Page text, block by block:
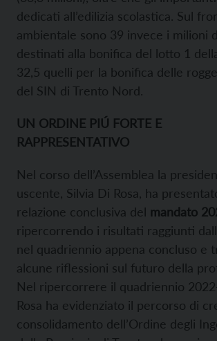
dedicati all’edilizia scolastica. Sul
ambientale sono 39 invece i milioni
destinati alla bonifica del lotto 1
32,5 quelli per la bonifica delle
del SIN di Trento Nord.
UN ORDINE PIÚ FORTE E
RAPPRESENTATIVO
Nel corso dell’Assemblea la
uscente, Silvia Di Rosa, ha
relazione conclusiva del mandato
ripercorrendo i risultati raggiunti
nel quadriennio appena concluso e
alcune riflessioni sul futuro della
Nel ripercorrere il quadriennio
Rosa ha evidenziato il percorso di
consolidamento dell’Ordine degli